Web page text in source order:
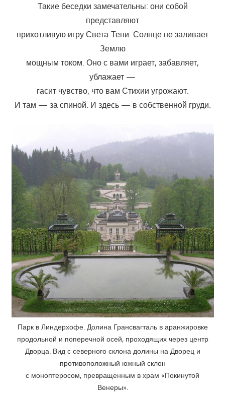
Такие беседки замечательны: они собой
представляют
прихотливую игру Света-Тени. Солнце не заливает
Землю
мощным током. Оно с вами играет, забавляет,
ублажает —
гасит чувство, что вам Стихии угрожают.
И там — за спиной. И здесь — в собственной груди.
Парк в Линдерхофе. Долина Грансвагталь в аранжировке
продольной и поперечной осей, проходящих через центр
Дворца. Вид с северного склона долины на Дворец и
противоположный южный склон
с моноптеросом, превращенным в храм «Покинутой
Венеры».